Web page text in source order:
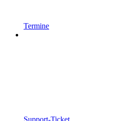
Termine
Support-Ticket